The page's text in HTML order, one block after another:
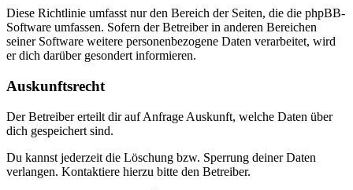
Diese Richtlinie umfasst nur den Bereich der Seiten, die die phpBB-
Software umfassen. Sofern der Betreiber in anderen Bereichen
seiner Software weitere personenbezogene Daten verarbeitet, wird
er dich darüber gesondert informieren.
Auskunftsrecht
Der Betreiber erteilt dir auf Anfrage Auskunft, welche Daten über
dich gespeichert sind.
Du kannst jederzeit die Löschung bzw. Sperrung deiner Daten
verlangen. Kontaktiere hierzu bitte den Betreiber.